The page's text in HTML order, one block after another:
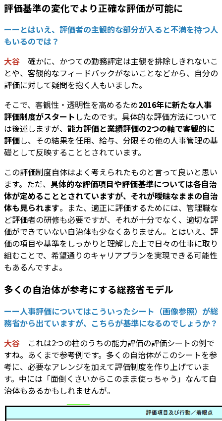
評価基準の変化でより正確な評価が可能に
ーーとはいえ、評価者の主観的な部分が入ると不満を持つ人
もいるのでは？
大谷 確かに、かつての勤務評定は主観を排除しきれないこ
とや、客観的なフィードバックがないことなどから、自分の
評価に対して疑問を抱く人もいました。
そこで、客観性・透明性を高めるため2016年に新たな人事
評価制度がスタート したのです。具体的な評価方法について
は後述しますが、 能力評価と業績評価の2つの軸で客観的に
評価し、その結果を任用、給与、分限その他の人事管理の基
礎として反映することとされています。
この評価制度自体はよく考えられたものと言って良いと思い
ます。ただ、 具体的な評価項目や評価基準については各自治
体が定めることとされていますが、それが曖昧なままの自治
体も見られます。また、適正に評価するためには、管理職な
ど評価者の研修も必要ですが、それが十分でなく、適切な評
価ができていない自治体も少なくありません。とはいえ、評
価の項目や基準をしっかりと理解した上で日々の仕事に取り
組むことで、希望通りのキャリアプランを実現できる可能性
もあるんですよ。
多くの自治体が参考にする総務省モデル
ーー人事評価についてはこういったシート（画像参照）が総
務省から出ていますが、こちらが基準になるのでしょうか？
大谷 これは2つの柱のうちの能力評価の評価シートの例で
すね。あくまで参考例です。多くの自治体がこのシートを参
考に、必要なアレンジを加えて評価制度を作り上げていま
す。中には「面倒くさいからこのまま使っちゃう」なんて自
治体もあるかもしれませんが。